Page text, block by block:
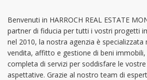
lunedì: 09:00 - 12:00 | 14:00 - 18:00
martedì: 09:00 - 12:00 | 14:00 - 18:00
mercoledì: 09:00 - 12:00 | 14:00 -
Benvenuti in HARROCH REAL ESTATE
partner di fiducia per tutti i vostri progetti
nel 2010, la nostra agenzia è specializzata
vendita, affitto e gestione di beni
completa di servizi per soddisfare le
aspettative. Grazie al nostro team di